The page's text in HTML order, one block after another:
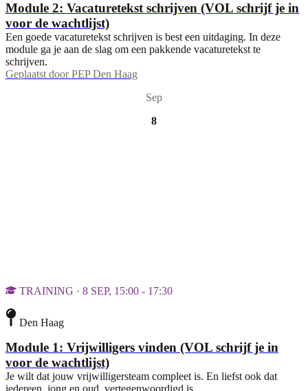
Module 2: Vacaturetekst schrijven (VOL schrijf je in
voor de wachtlijst)
Een goede vacaturetekst schrijven is best een uitdaging. In deze
module ga je aan de slag om een pakkende vacaturetekst te
schrijven.
Geplaatst door PEP Den Haag
Sep
8
TRAINING · 8 SEP, 15:00 - 17:30
Den Haag
Module 1: Vrijwilligers vinden (VOL schrijf je in
voor de wachtlijst)
Je wilt dat jouw vrijwilligersteam compleet is. En liefst ook dat
iedereen, jong en oud, vertegenwoordigd is.